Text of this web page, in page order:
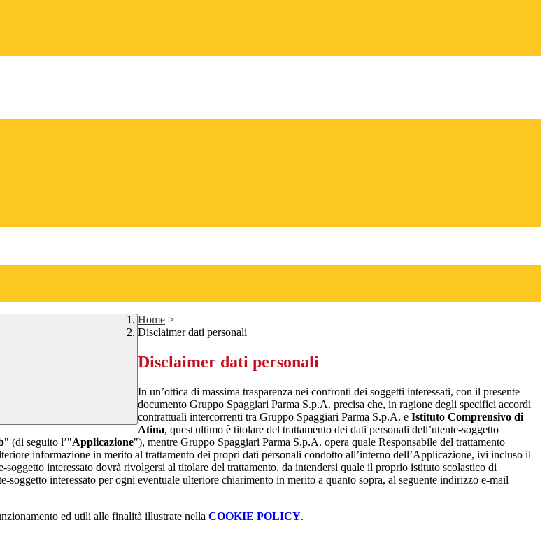
Home >
Disclaimer dati personali
Disclaimer dati personali
In un’ottica di massima trasparenza nei confronti dei soggetti interessati, con il presente
documento Gruppo Spaggiari Parma S.p.A. precisa che, in ragione degli specifici accordi
contrattuali intercorrenti tra Gruppo Spaggiari Parma S.p.A. e Istituto Comprensivo di
Atina, quest'ultimo è titolare del trattamento dei dati personali dell’utente-soggetto
" (di seguito l’"Applicazione"), mentre Gruppo Spaggiari Parma S.p.A. opera quale Responsabile del trattamento
informazione in merito al trattamento dei propri dati personali condotto all’interno dell’Applicazione, ivi incluso il
interessato dovrà rivolgersi al titolare del trattamento, da intendersi quale il proprio istituto scolastico di
interessato per ogni eventuale ulteriore chiarimento in merito a quanto sopra, al seguente indirizzo e-mail
ed utili alle finalità illustrate nella COOKIE POLICY.